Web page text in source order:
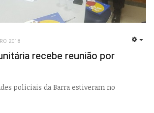
2018
recebe reunião por
policiais da Barra estiveram no